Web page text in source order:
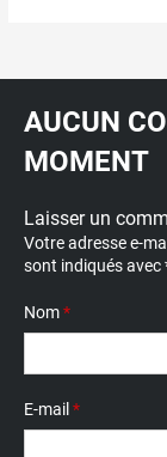
AUCUN
MOMENT
Laisser un
Votre adresse e-
sont indiqués avec
Nom*
E-mail *